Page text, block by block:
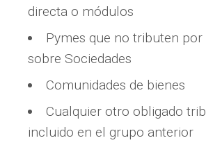
directa o módulos
Pymes que no tributen
sobre Sociedades
Comunidades de bienes
Cualquier otro obligado
incluido en el grupo anterior